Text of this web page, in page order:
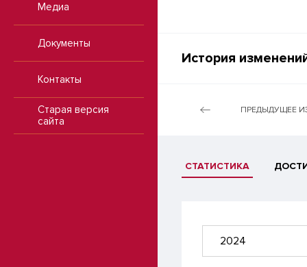
Медиа
Документы
Контакты
Старая версия
сайта
История
ПРЕДЫДУЩЕЕ
СТАТИСТИКА
2024